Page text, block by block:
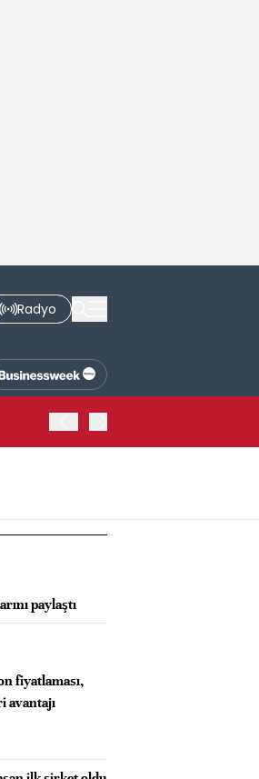
Radyo
paylaştı
fiyatlaması,
avantajı